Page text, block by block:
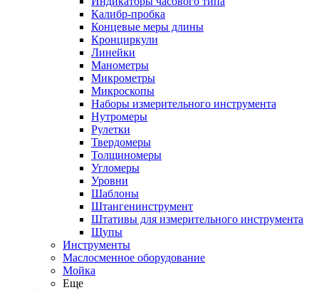
Калибр-пробка
Концевые меры длины
Кронциркули
Линейки
Манометры
Микрометры
Микроскопы
Наборы измерительного инструмента
Нутромеры
Рулетки
Твердомеры
Толщиномеры
Угломеры
Уровни
Шаблоны
Штангенинструмент
Штативы для измерительного инструмента
Щупы
Инструменты
Маслосменное оборудование
Мойка
Еще